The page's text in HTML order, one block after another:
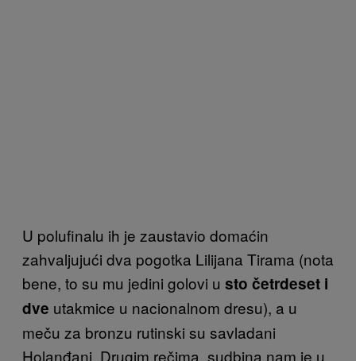
U polufinalu ih je zaustavio domaćin
zahvaljujući dva pogotka Lilijana Tirama (nota
bene, to su mu jedini golovi u sto četrdeset i
dve utakmice u nacionalnom dresu), a u
meču za bronzu rutinski su savladani
Holanđani. Drugim rečima, sudbina nam je u